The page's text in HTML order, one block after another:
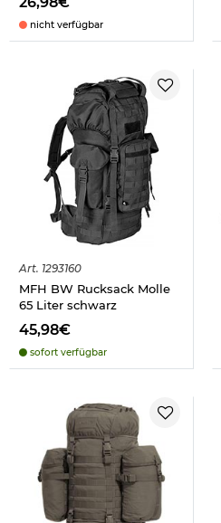
nicht verfügbar
Art. 1293160
MFH BW Rucksack Molle
65 Liter schwarz
45,98€
sofort verfügbar